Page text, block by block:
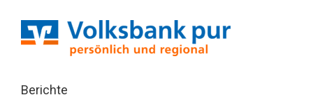
Berichte